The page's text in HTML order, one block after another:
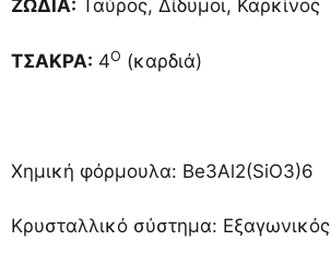
ΖΩΔΙΑ: Ταύρος, Δίδυμοι, Καρκίνος
ΤΣΑΚΡΑ: 4Ο (καρδιά)
Χημική φόρμουλα: Be3Al2(SiO3)6
Κρυσταλλικό σύστημα: Εξαγωνικός